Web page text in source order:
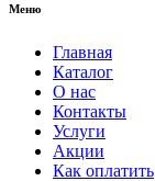
Меню
Главная
Каталог
О нас
Контакты
Услуги
Акции
Как оплатить